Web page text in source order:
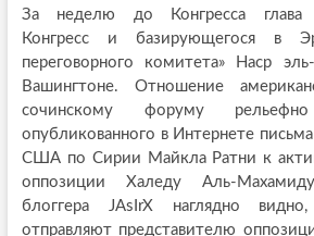
За неделю до Конгресса глава
Конгресс и базирующегося в
переговорного комитета» Наср
Вашингтоне. Отношение
сочинскому форуму
опубликованного в Интернете
США по Сирии Майкла Ратни к
оппозиции Халеду Аль-
блоггера JAsIrX наглядно
отправляют представителю